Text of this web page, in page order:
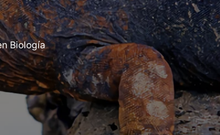
Biología